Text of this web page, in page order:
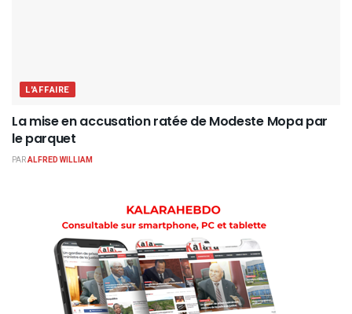
L'AFFAIRE
La mise en accusation ratée de Modeste Mopa par
le parquet
PARALFRED WILLIAM